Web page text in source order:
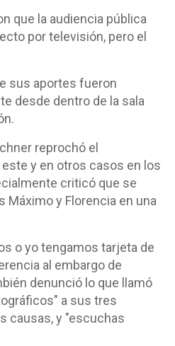
que la audiencia pública
por televisión, pero el
sus aportes fueron
desde dentro de la sala
reprochó el
y en otros casos en los
criticó que se
Máximo y Florencia en una
o yo tengamos tarjeta de
al embargo de
denunció lo que llamó
a sus tres
causas, y "escuchas